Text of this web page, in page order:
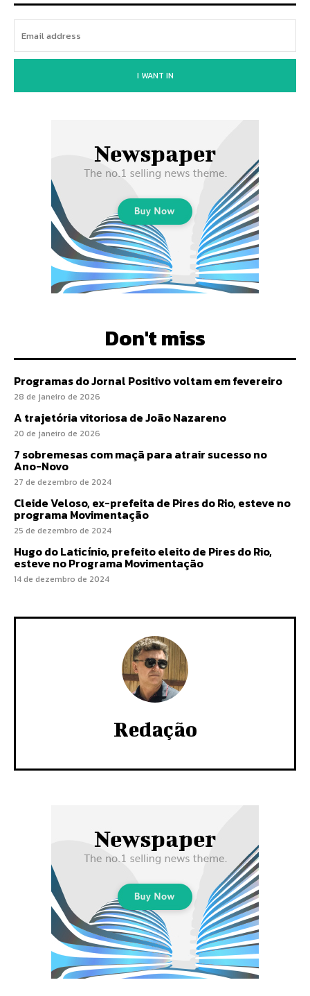
I WANT IN
Don't miss
Programas do Jornal Positivo voltam em fevereiro
28 de janeiro de 2026
A trajetória vitoriosa de João Nazareno
20 de janeiro de 2026
7 sobremesas com maçã para atrair sucesso no
Ano-Novo
27 de dezembro de 2024
Cleide Veloso, ex-prefeita de Pires do Rio, esteve no
programa Movimentação
25 de dezembro de 2024
Hugo do Laticínio, prefeito eleito de Pires do Rio,
esteve no Programa Movimentação
14 de dezembro de 2024
Redação